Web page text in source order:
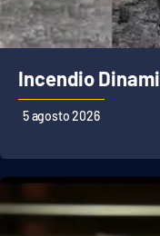
Incendio Dinami
5 agosto 2026